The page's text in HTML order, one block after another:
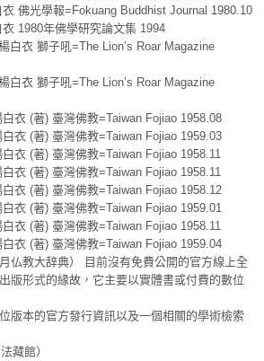
佛光學報=Fokuang Buddhist Journal 1980.10
1980年佛學研究論文集 1994
白衣 獅子吼=The Lion’s Roar Magazine
白衣 獅子吼=The Lion’s Roar Magazine
衣 (著) 臺灣佛教=Taiwan Fojiao 1958.08
衣 (著) 臺灣佛教=Taiwan Fojiao 1959.03
衣 (著) 臺灣佛教=Taiwan Fojiao 1958.11
衣 (著) 臺灣佛教=Taiwan Fojiao 1958.11
衣 (著) 臺灣佛教=Taiwan Fojiao 1958.12
衣 (著) 臺灣佛教=Taiwan Fojiao 1959.01
衣 (著) 臺灣佛教=Taiwan Fojiao 1958.11
衣 (著) 臺灣佛教=Taiwan Fojiao 1959.04
仏教大辞典） 目前沒有免費公開的官方線上全
版形式的緣故，它主要以實體書或付費的數位
版本的官方發行資訊以及一個相關的學術檢索
藏館）